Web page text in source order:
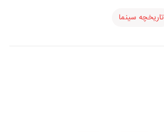
تاریخچه سینما